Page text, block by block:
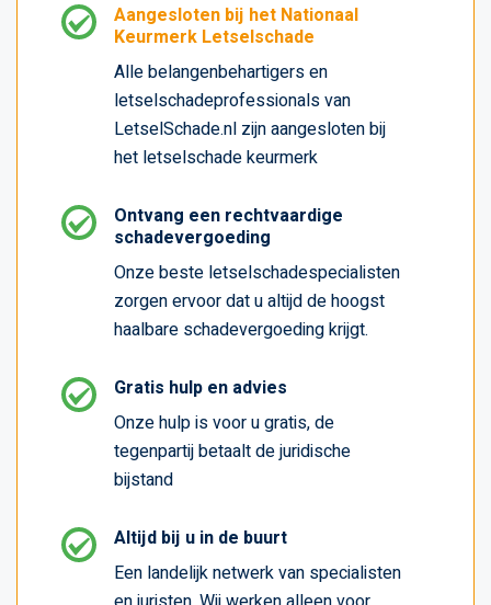
Aangesloten bij het Nationaal
Keurmerk Letselschade
Alle belangenbehartigers en
letselschadeprofessionals van
LetselSchade.nl zijn aangesloten bij
het letselschade keurmerk
Ontvang een rechtvaardige
schadevergoeding
Onze beste letselschadespecialisten
zorgen ervoor dat u altijd de hoogst
haalbare schadevergoeding krijgt.
Gratis hulp en advies
Onze hulp is voor u gratis, de
tegenpartij betaalt de juridische
bijstand
Altijd bij u in de buurt
Een landelijk netwerk van specialisten